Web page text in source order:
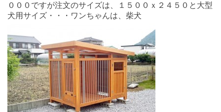
０００ですが注文のサイズは、１５００ｘ２４５０と大型
犬用サイズ・・・ワンちゃんは、柴犬